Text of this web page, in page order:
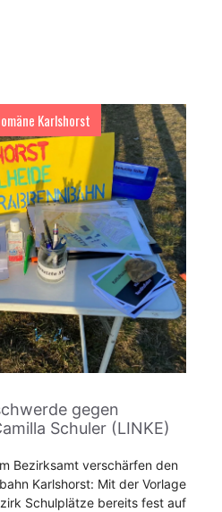
Karlshorst
gegen
Schuler (LINKE)
Bezirksamt verschärfen den
Karlshorst: Mit der Vorlage
Schulplätze bereits fest auf